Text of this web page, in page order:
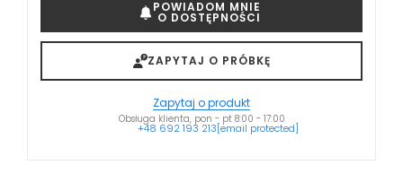
POWIADOM MNIE
O DOSTĘPNOŚCI
ZAPYTAJ O PRÓBKĘ
Zapytaj o produkt
Obsługa klienta, pon - pt 8:00 - 17:00
+48 692 193 213[email protected]